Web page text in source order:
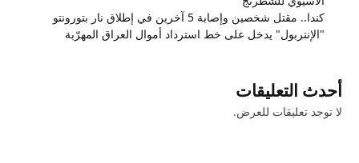
كندا.. مقتل شخصين وإصابة 5 آخرين في إطلاق نار بتورونتو
"الإنتربول" يدخل على خط استرداد أموال العراق المهرّبة
أحدث التعليقات
لا توجد تعليقات للعرض.